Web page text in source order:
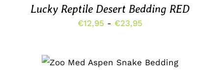
MEERDERE
VARIATIES.
DEZE
WORDEN
Lucky Reptile Desert Bedding RED
€12,95 - €23,95
€23,95
OPTIES SELECTEREN DIT
PRODUCT
/